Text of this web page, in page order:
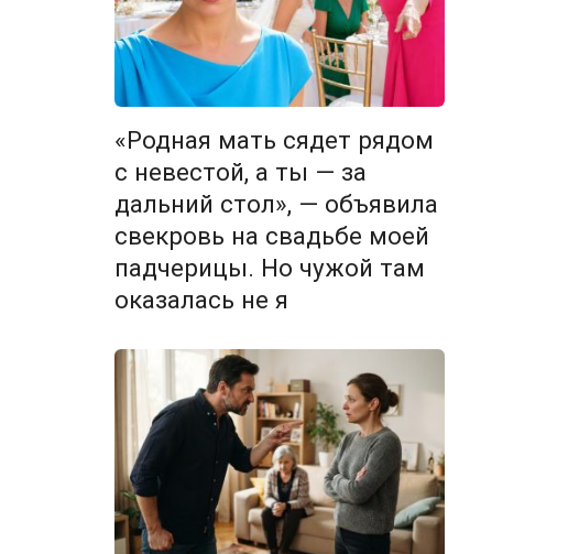
«Родная мать сядет рядом
с невестой, а ты — за
дальний стол», — объявила
свекровь на свадьбе моей
падчерицы. Но чужой там
оказалась не я